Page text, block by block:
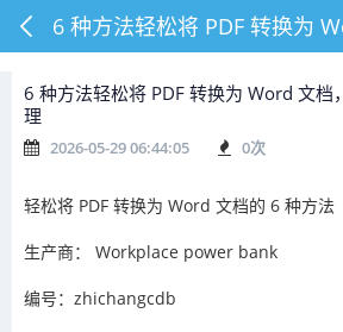
6 种方法轻松将 PDF 转换为 Word 文档
理
2026-05-29 06:44:05 0次
轻松将 PDF 转换为 Word 文档的 6 种方法
生产商： Workplace power bank
编号：zhichangcdb